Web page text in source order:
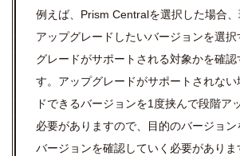
例えば、Prism Centralを選択した場合
アップグレードしたいバージョンを選
グレードがサポートされる対象かを確認
す。アップグレードがサポートされな
ドできるバージョンを1度挟んで段階ア
必要がありますので、目的のバージョ
バージョンを確認していく必要がありま